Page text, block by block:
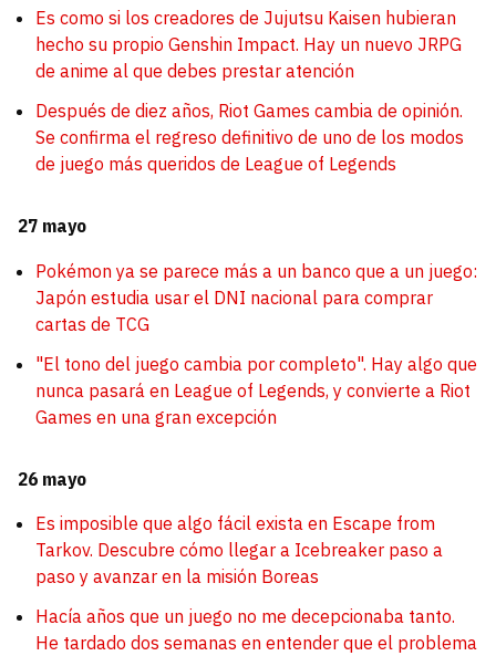
Es como si los creadores de Jujutsu Kaisen hubieran
hecho su propio Genshin Impact. Hay un nuevo JRPG
de anime al que debes prestar atención
Después de diez años, Riot Games cambia de opinión.
Se confirma el regreso definitivo de uno de los modos
de juego más queridos de League of Legends
27 mayo
Pokémon ya se parece más a un banco que a un juego:
Japón estudia usar el DNI nacional para comprar
cartas de TCG
"El tono del juego cambia por completo". Hay algo que
nunca pasará en League of Legends, y convierte a Riot
Games en una gran excepción
26 mayo
Es imposible que algo fácil exista en Escape from
Tarkov. Descubre cómo llegar a Icebreaker paso a
paso y avanzar en la misión Boreas
Hacía años que un juego no me decepcionaba tanto.
He tardado dos semanas en entender que el problema